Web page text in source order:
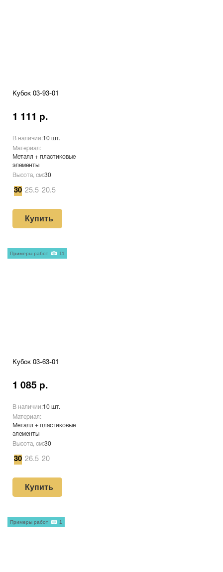
Кубок 03-93-01
1 111 р.
В наличии:10 шт.
Материал:
Металл + пластиковые
элементы
Высота, см:30
30 25.5 20.5
Купить
Кубок 03-63-01
1 085 р.
В наличии:10 шт.
Материал:
Металл + пластиковые
элементы
Высота, см:30
30 26.5 20
Купить
Примеры работ 11
Примеры работ 1